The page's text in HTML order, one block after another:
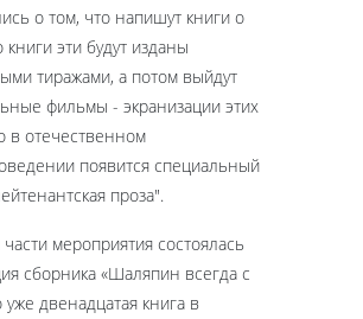
о том, что напишут книги о
книги эти будут изданы
тиражами, а потом выйдут
фильмы - экранизации этих
в отечественном
появится специальный
проза".
мероприятия состоялась
сборника «Шаляпин всегда с
уже двенадцатая книга в